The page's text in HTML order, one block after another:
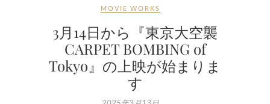
MOVIE WORKS
3月14日から『東京大空襲
CARPET BOMBING of
Tokyo』の上映が始まりま
す